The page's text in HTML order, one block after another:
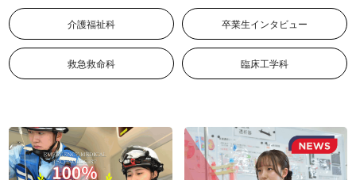
特待生制度
資格・経歴による学費給付制度
留学生用パンフレット
→留学生募集要項(PDF)
留学生対象 学校紹介動画
介護福祉科 卒業生インタビュー
救急救命科 臨床工学科